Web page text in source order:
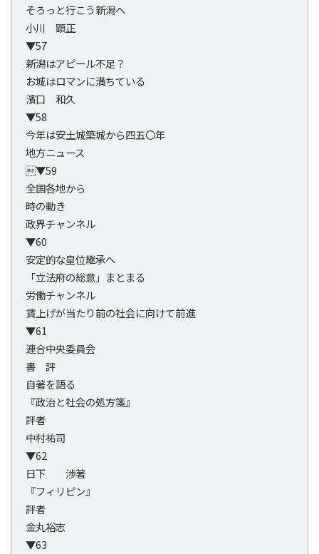
そろっと行こう新潟へ
小川 顕正
▼57
新潟はアピール不足？
お城はロマンに満ちている
濱口 和久
▼58
今年は安土城築城から四五〇年
地方ニュース
▼59
全国各地から
時の動き
政界チャンネル
▼60
安定的な皇位継承へ
「立法府の総意」まとまる
労働チャンネル
賃上げが当たり前の社会に向けて前進
▼61
連合中央委員会
書 評
自著を語る
『政治と社会の処方箋』
評者
中村祐司
▼62
日下 渉著
『フィリピン』
評者
金丸裕志
▼63